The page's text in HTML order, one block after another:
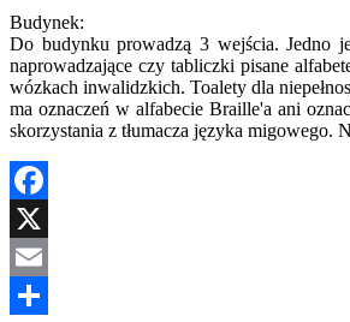
Budynek:
Do budynku prowadzą 3 wejścia. Jedno
naprowadzające czy tabliczki pisane
wózkach inwalidzkich. Toalety dla
ma oznaczeń w alfabecie Braille'a ani
skorzystania z tłumacza języka migowego.
Facebook
X
Email